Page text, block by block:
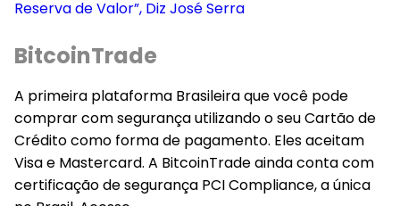
Reserva de Valor”, Diz José Serra
BitcoinTrade
A primeira plataforma Brasileira que você pode
comprar com segurança utilizando o seu Cartão de
Crédito como forma de pagamento. Eles aceitam
Visa e Mastercard. A BitcoinTrade ainda conta com
certificação de segurança PCI Compliance, a única